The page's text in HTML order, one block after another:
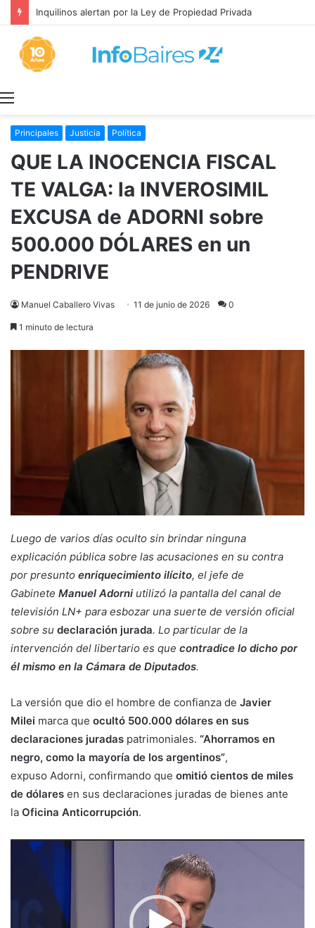
Inquilinos alertan por la Ley de Propiedad Privada
Principales Justicia Política
QUE LA INOCENCIA FISCAL
TE VALGA: la INVEROSIMIL
EXCUSA de ADORNI sobre
500.000 DÓLARES en un
PENDRIVE
Manuel Caballero Vivas 11 de junio de 2026 0
1 minuto de lectura
Luego de varios días oculto sin brindar ninguna
explicación pública sobre las acusaciones en su contra
por presunto enriquecimiento ilícito, el jefe de
Gabinete Manuel Adorni utilizó la pantalla del canal de
televisión LN+ para esbozar una suerte de versión oficial
sobre su declaración jurada. Lo particular de la
intervención del libertario es que contradice lo dicho por
él mismo en la Cámara de Diputados.
La versión que dio el hombre de confianza de Javier
Milei marca que ocultó 500.000 dólares en sus
declaraciones juradas patrimoniales. “Ahorramos en
negro, como la mayoría de los argentinos”,
expuso Adorni, confirmando que omitió cientos de miles
de dólares en sus declaraciones juradas de bienes ante
la Oficina Anticorrupción.
Reproductor